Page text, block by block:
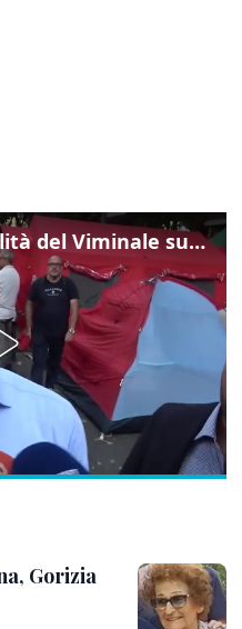
Gualtieri: "Responsabilità del Viminale su Spin Time? La posizione dei partiti è nota"
Gorizia